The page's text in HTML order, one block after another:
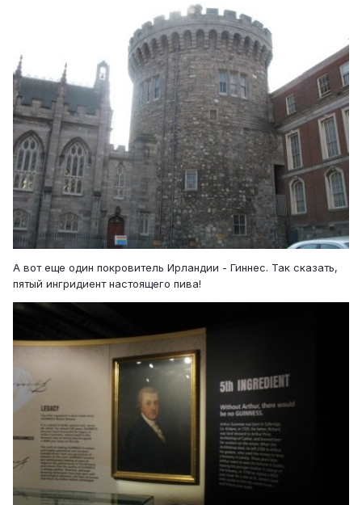
А вот еще один покровитель Ирландии - Гиннес. Так сказать,
пятый ингридиент настоящего пива!